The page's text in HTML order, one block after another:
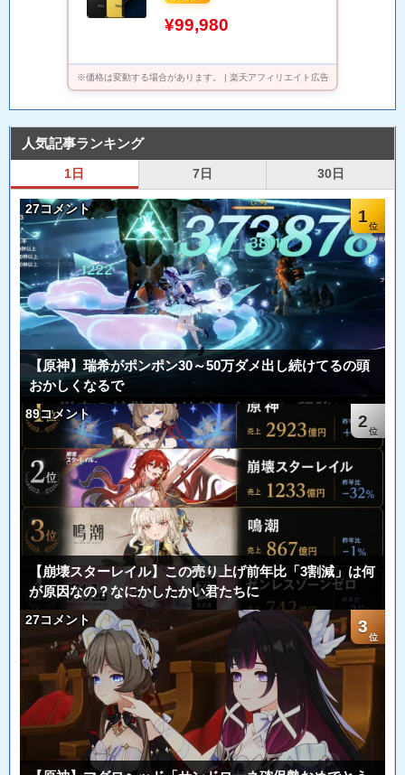
プレイ
¥99,980
※価格は変動する場合があります。 | 楽天アフィリエイト広告
人気記事ランキング
1日 7日 30日
1
27コメント
【原神】瑞希がポンポン30～50万ダメ出し続けてるの頭
おかしくなるで
2
89コメント
【崩壊スターレイル】この売り上げ前年比「3割減」は何
が原因なの？なにかしたかい君たちに
3
27コメント